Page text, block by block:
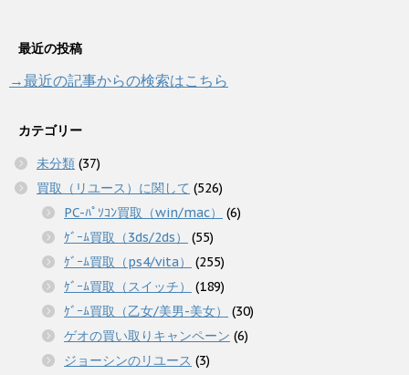
最近の投稿
→最近の記事からの検索はこちら
カテゴリー
未分類 (37)
買取（リユース）に関して (526)
PC-ﾊﾟｿｺﾝ買取（win/mac）
(6)
ｹﾞｰﾑ買取（3ds/2ds）
(55)
ｹﾞｰﾑ買取（ps4/vita）
(255)
ｹﾞｰﾑ買取（スイッチ）
(189)
ｹﾞｰﾑ買取（乙女/美男-美女）
(30)
ゲオの買い取りキャンペーン (6)
ジョーシンのリユース (3)